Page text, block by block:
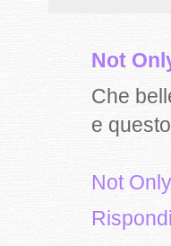
Not
Che
e
Not
Rispondi